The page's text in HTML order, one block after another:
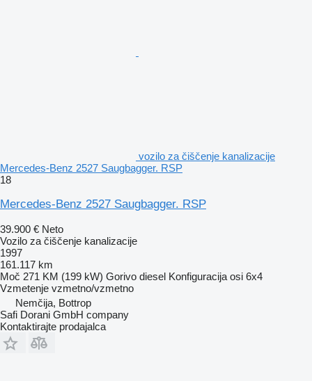
vozilo za čiščenje kanalizacije
Mercedes-Benz 2527 Saugbagger. RSP
18
Mercedes-Benz 2527 Saugbagger. RSP
39.900 € Neto
Vozilo za čiščenje kanalizacije
1997
161.117 km
Moč 271 KM (199 kW) Gorivo diesel Konfiguracija osi 6x4
Vzmetenje vzmetno/vzmetno
Nemčija, Bottrop
Safi Dorani GmbH company
Kontaktirajte prodajalca